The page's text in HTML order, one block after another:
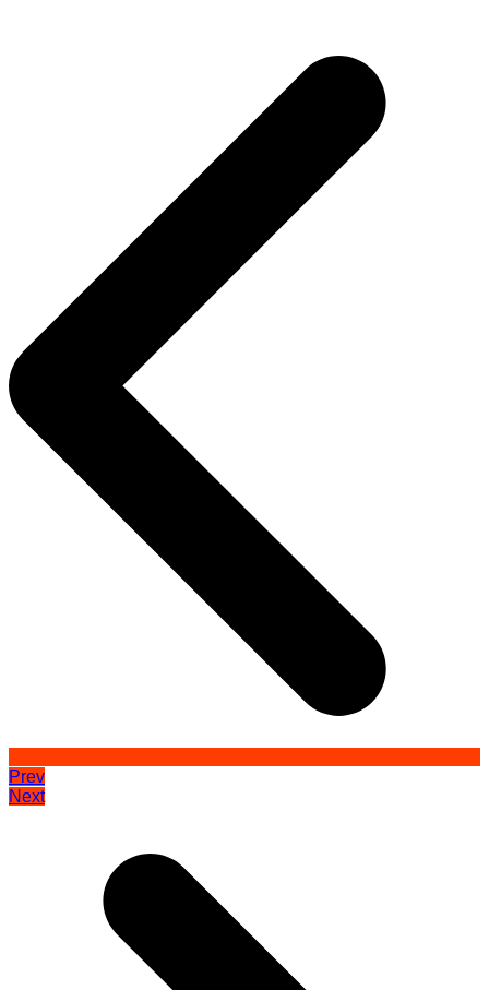
Prev
Next